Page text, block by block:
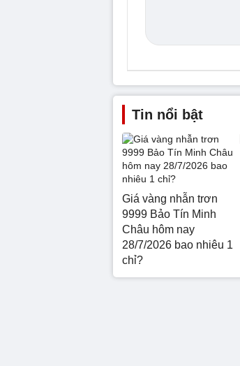
Tin nổi bật
Giá vàng nhẫn trơn
9999 Bảo Tín Minh
Châu hôm nay
28/7/2026 bao nhiêu 1
chỉ?